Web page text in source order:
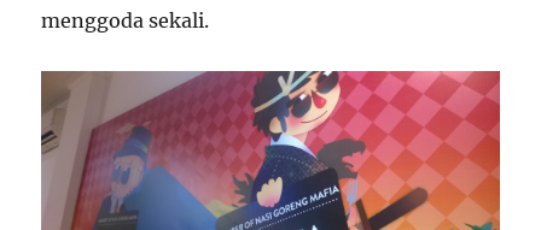
menggoda sekali.